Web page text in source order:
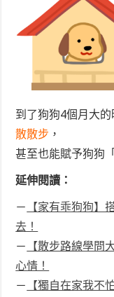
到了狗狗4個月大
散散步 ，
甚至也能賦予狗狗
延伸閱讀：
－
【家有乖狗狗】
去！
－
【散步路線學問
心情！
－
【獨自在家我不